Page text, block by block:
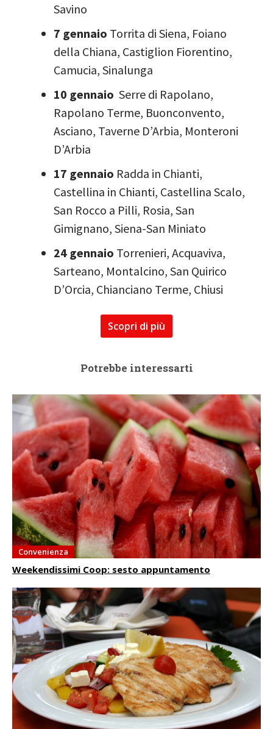
Savino
7 gennaio Torrita di Siena, Foiano
della Chiana, Castiglion Fiorentino,
Camucia, Sinalunga
10 gennaio Serre di Rapolano,
Rapolano Terme, Buonconvento,
Asciano, Taverne D’Arbia, Monteroni
D’Arbia
17 gennaio Radda in Chianti,
Castellina in Chianti, Castellina Scalo,
San Rocco a Pilli, Rosia, San
Gimignano, Siena-San Miniato
24 gennaio Torrenieri, Acquaviva,
Sarteano, Montalcino, San Quirico
D’Orcia, Chianciano Terme, Chiusi
Scopri di più
Potrebbe interessarti
Convenienza
Weekendissimi Coop: sesto appuntamento